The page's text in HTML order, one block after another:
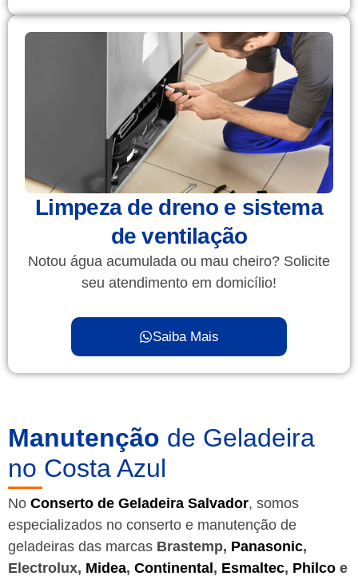
Limpeza de dreno e sistema
de ventilação
Notou água acumulada ou mau cheiro? Solicite
seu atendimento em domicílio!
Saiba Mais
Manutenção de Geladeira
no Costa Azul
No Conserto de Geladeira Salvador, somos
especializados no conserto e manutenção de
geladeiras das marcas Brastemp, Panasonic,
Electrolux, Midea, Continental, Esmaltec, Philco e